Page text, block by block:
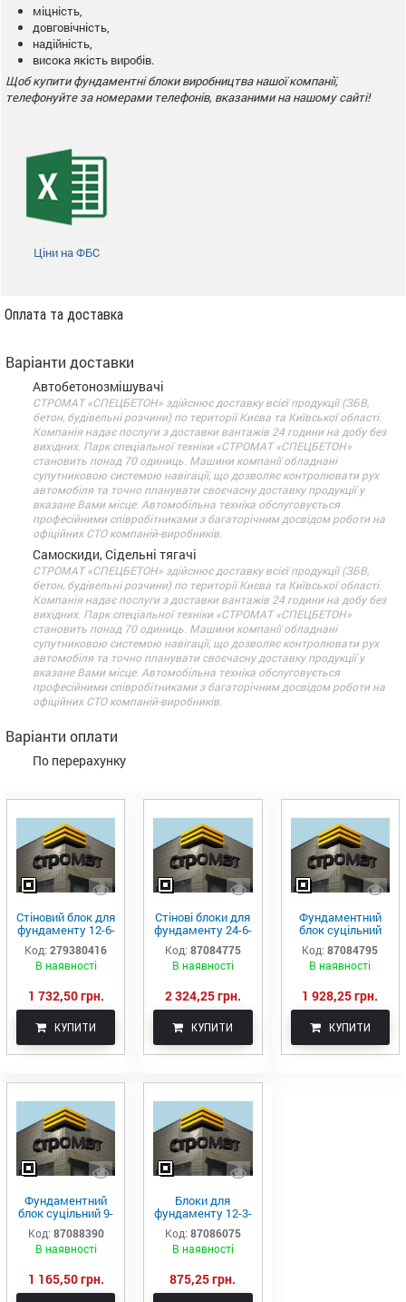
міцність,
довговічність,
надійність,
висока якість виробів.
Щоб купити фундаментні блоки виробництва нашої компанії,
телефонуйте за номерами телефонів, вказаними на нашому сайті!
Ціни на ФБС
Оплата та доставка
Варіанти доставки
Автобетонозмішувачі
СТРОМАТ «СПЕЦБЕТОН» здійснює доставку всієї продукції (ЗБВ,
бетон, будівельні розчини) по території Києва та Київської області.
Компанія надає послуги з доставки вантажів 24 години на добу без
вихідних. Парк спеціальної техніки «СТРОМАТ «СПЕЦБЕТОН»
становить понад 70 одиниць. Машини компанії обладнані
супутниковою системою навігації, що дозволяє контролювати рух
автомобіля та точно планувати своєчасну доставку продукції у
вказане Вами місце. Автомобільна техніка обслуговується
професійними співробітниками з багаторічним досвідом роботи на
офіційних СТО компаній-виробників.
Самоскиди, Сідельні тягачі
СТРОМАТ «СПЕЦБЕТОН» здійснює доставку всієї продукції (ЗБВ,
бетон, будівельні розчини) по території Києва та Київської області.
Компанія надає послуги з доставки вантажів 24 години на добу без
вихідних. Парк спеціальної техніки «СТРОМАТ «СПЕЦБЕТОН»
становить понад 70 одиниць. Машини компанії обладнані
супутниковою системою навігації, що дозволяє контролювати рух
автомобіля та точно планувати своєчасну доставку продукції у
вказане Вами місце. Автомобільна техніка обслуговується
професійними співробітниками з багаторічним досвідом роботи на
офіційних СТО компаній-виробників.
Варіанти оплати
По перерахунку
Стіновий блок для
фундаменту 12-6-
6
Код: 279380416
В наявності
1 732,50 грн.
КУПИТИ
Стінові блоки для
фундаменту 24-6-
6
Код: 87084775
В наявності
2 324,25 грн.
КУПИТИ
Фундаментний
блок суцільний
24-5-6
Код: 87084795
В наявності
1 928,25 грн.
КУПИТИ
Фундаментний
блок суцільний 9-
6-6
Код: 87088390
В наявності
1 165,50 грн.
Блоки для
фундаменту 12-3-
6, Київ
Код: 87086075
В наявності
875,25 грн.